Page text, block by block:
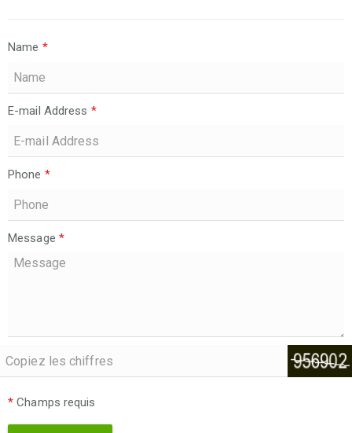
Name *
E-mail Address *
Phone *
Message *
* Champs requis